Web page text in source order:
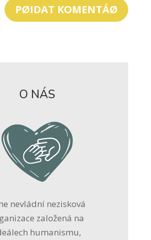
PØIDAT KOMENTÁØ
O NÁS
nevládní nezisková
založená na
humanismu,